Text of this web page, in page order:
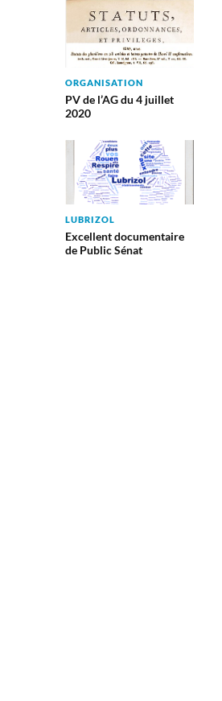
ORGANISATION
PV de l’AG du 4 juillet
2020
LUBRIZOL
Excellent documentaire
de Public Sénat